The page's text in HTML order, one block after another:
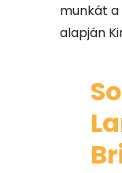
munkát a
alapján